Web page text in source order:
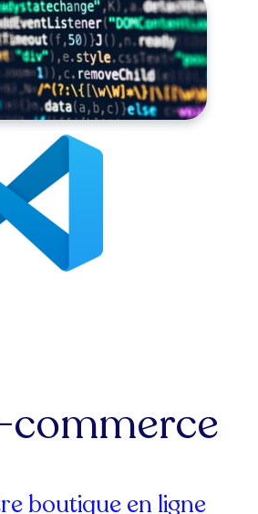
commerce
boutique en ligne